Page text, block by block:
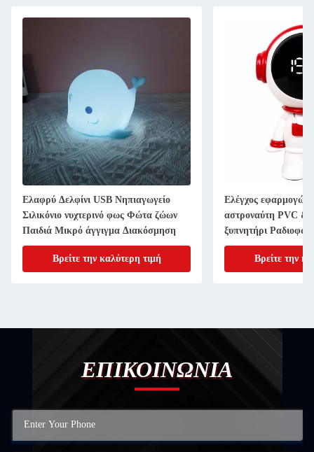
Ελαφρύ Δελφίνι USB Νηπιαγωγείο
Σιλικόνιο νυχτερινό φως Φώτα ζώων
Παιδιά Μικρό άγγιγμα Διακόσμηση
Βρείτε την καλύτερη τιμή
Ελέγχος
αστροναύτη PVC &
ξυπνητήρι
χαρακτηριστικό
κρεβάτι για το μωρό
Βρείτε την
ΕΠΙΚΟΙΝΩΝΙΑ